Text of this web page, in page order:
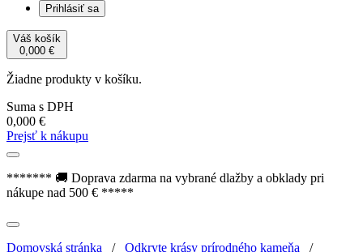
Prihlásiť sa
Váš košík
0,000 €
Žiadne produkty v košíku.
Suma s DPH
0,000 €
Prejsť k nákupu
******* 🚚 Doprava zdarma na vybrané dlažby a obklady pri
nákupe nad 500 € *****
Domovská stránka / Odkryte krásy prírodného kameňa /